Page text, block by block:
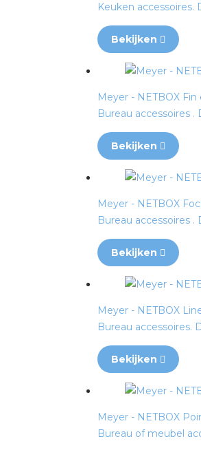
Keuken accessoires.
Bekijken
Meyer - NETBOX
Bureau accessoires .
Bekijken
Meyer - NETBOX
Bureau accessoires .
Bekijken
Meyer - NETBOX
Bureau accessoires.
Bekijken
Meyer - NETBOX
Bureau of meubel